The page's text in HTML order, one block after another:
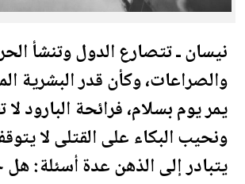
نيسان ـ تتصارع الدول وتنشأ
والصراعات، وكأن قدر البشرية
يمر يوم بسلام، فرائحة البارود لا
ونحيب البكاء على القتلى لا
يتبادر إلى الذهن عدة أسئلة: